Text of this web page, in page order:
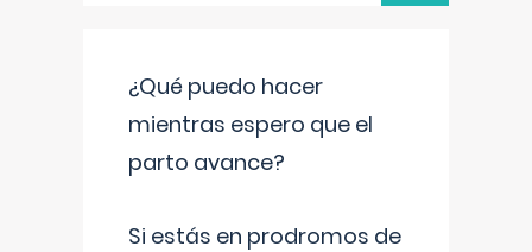
¿Qué puedo hacer
mientras espero que el
parto avance?
Si estás en prodromos de